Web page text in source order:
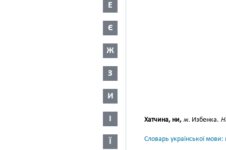
Е
Є
Ж
З
И
І
Ї
Хатчина, ни, ж. Избенка.
Словарь української